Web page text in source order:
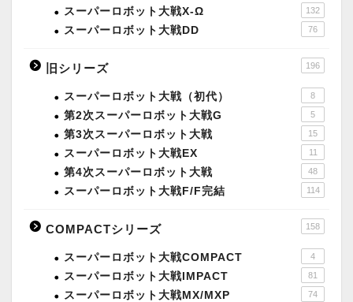
スーパーロボット大戦X-Ω 132
スーパーロボット大戦DD 76
旧シリーズ 196
スーパーロボット大戦（初代） 8
第2次スーパーロボット大戦G 5
第3次スーパーロボット大戦 15
スーパーロボット大戦EX 11
第4次スーパーロボット大戦 48
スーパーロボット大戦F/F完結 114
COMPACTシリーズ 158
スーパーロボット大戦COMPACT 4
スーパーロボット大戦IMPACT 81
スーパーロボット大戦MX/MXP 74